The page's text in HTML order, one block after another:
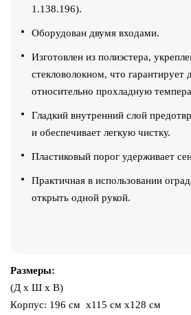
1.138.196).
Оборудован двумя входами.
Изготовлен из полиэстера,
стекловолокном, что гарантирует
относительно прохладную
Гладкий внутренний слой
и обеспечивает легкую чистку.
Пластиковый порог удерживает
Практичная в использовании
открыть одной рукой.
Размеры:
(Д x Ш x В)
Кoрпус: 196 см x115 см x128 cм